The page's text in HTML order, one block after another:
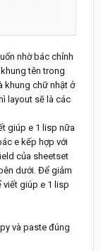
nhờ bác chỉnh
tên trong
khung chữ nhật ở
layout sẽ là các
giúp e 1 lisp nữa
e kếp hợp với
của sheetset
dưới. Để giảm
giúp e 1 lisp
và paste đúng